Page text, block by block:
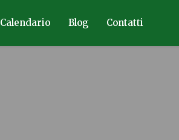
Calendario Blog Contatti